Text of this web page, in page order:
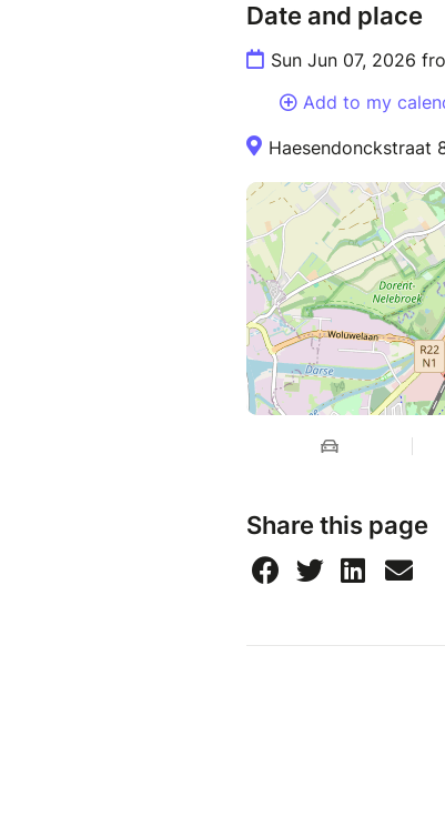
Date and place
Sun Jun 07, 2026
Add to my
Haesendonckstraat
Share this page